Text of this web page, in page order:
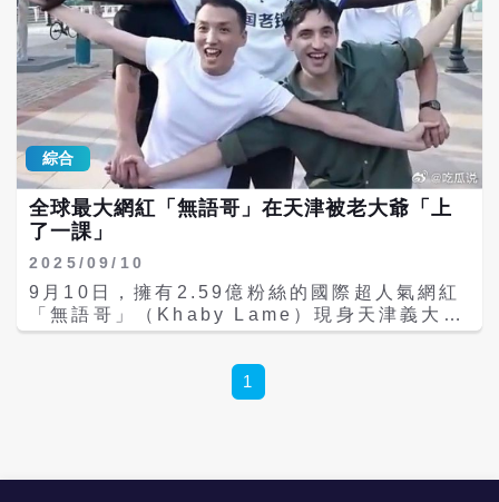
綜合
全球最大網紅「無語哥」在天津被老大爺「上
了一課」
2025/09/10
9月10日，擁有2.59億粉絲的國際超人氣網紅
「無語哥」（Khaby Lame）現身天津義大利
風情街馬可波羅廣場，身穿印有「中國老鐵」
眼」表情包風靡全球的網紅，在天津之行中與
大陸網紅「栓Q哥」劉濤同框互動，製造了一
1